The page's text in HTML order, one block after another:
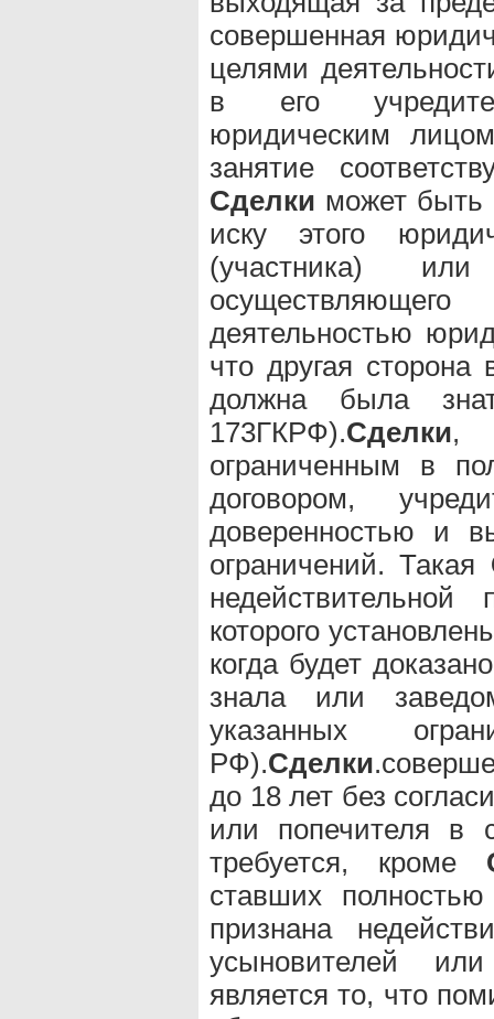
совершенная
целями
в его
юридическим
занятие
Сделки может быть
иску этого
(участника) или
деятельностью
что другая
должна была
173ГКРФ).Сделки,
ограниченным в
договором,
доверенностью и
ограничений. Такая
которого
когда будет
знала или
указанных
РФ).Сделки
до 18 лет без
или попечителя в
требуется, кроме
ставших
признана
усыновителей
является то, что